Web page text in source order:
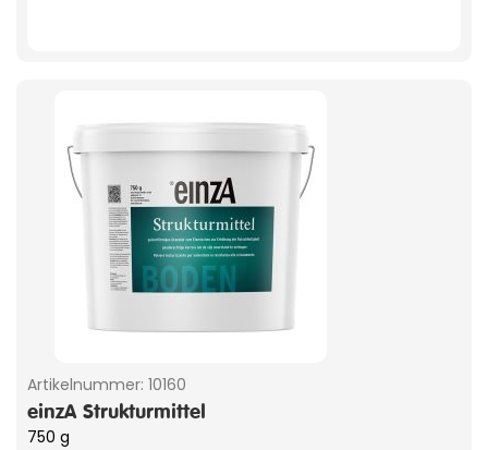
Artikelnummer: 10160
einzA Strukturmittel
750 g